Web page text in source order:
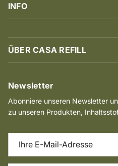
INFO
ÜBER CASA REFILL
Newsletter
Abonniere unseren Newsletter
zu unseren Produkten,